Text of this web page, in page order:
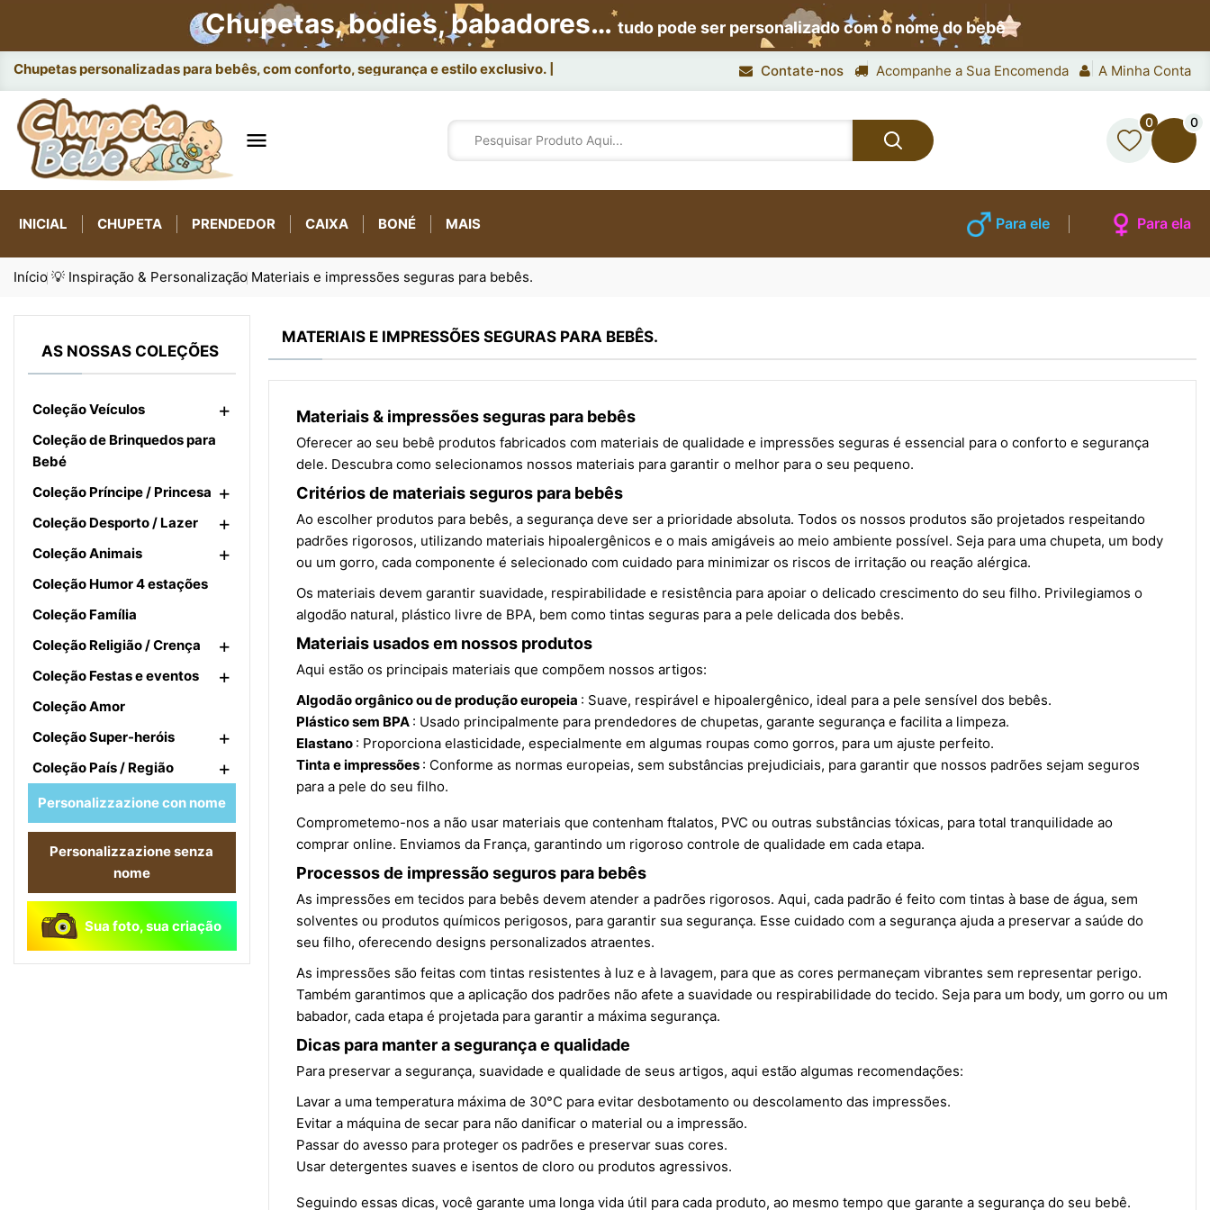
Chupetas, bodies, babadores…tudo pode ser personalizado com o nome do bebê
Chupetas personalizadas para bebês, com conforto, segurança e estilo exclusivo. Contate-nos Acompanhe a Sua Encomenda A Minha Conta

0 0
INICIAL CHUPETA PRENDEDOR CAIXA BONÉ MAIS Para ele Para ela
Início 💡 Inspiração & Personalização Materiais e impressões seguras para bebês.
AS NOSSAS COLEÇÕES
Coleção Veículos +
Coleção de Brinquedos para
Bebé
Coleção Príncipe / Princesa +
Coleção Desporto / Lazer +
Coleção Animais +
Coleção Humor 4 estações
Coleção Família
Coleção Religião / Crença
+
Coleção Festas e eventos +
Coleção Amor
Coleção Super-heróis
+
Coleção País / Região +
Personalizzazione con nome
Personalizzazione senza
nome
Sua foto, sua criação
MATERIAIS E IMPRESSÕES SEGURAS PARA BEBÊS.
Materiais & impressões seguras para bebês
Oferecer ao seu bebê produtos fabricados com materiais de qualidade e impressões seguras é essencial para o conforto e segurança
dele. Descubra como selecionamos nossos materiais para garantir o melhor para o seu pequeno.
Critérios de materiais seguros para bebês
Ao escolher produtos para bebês, a segurança deve ser a prioridade absoluta. Todos os nossos produtos são projetados respeitando
padrões rigorosos, utilizando materiais hipoalergênicos e o mais amigáveis ao meio ambiente possível. Seja para uma chupeta, um body
ou um gorro, cada componente é selecionado com cuidado para minimizar os riscos de irritação ou reação alérgica.
Os materiais devem garantir suavidade, respirabilidade e resistência para apoiar o delicado crescimento do seu filho. Privilegiamos o
algodão natural, plástico livre de BPA, bem como tintas seguras para a pele delicada dos bebês.
Materiais usados em nossos produtos
Aqui estão os principais materiais que compõem nossos artigos:
Algodão orgânico ou de produção europeia : Suave, respirável e hipoalergênico, ideal para a pele sensível dos bebês.
Plástico sem BPA : Usado principalmente para prendedores de chupetas, garante segurança e facilita a limpeza.
Elastano : Proporciona elasticidade, especialmente em algumas roupas como gorros, para um ajuste perfeito.
Tinta e impressões : Conforme as normas europeias, sem substâncias prejudiciais, para garantir que nossos padrões sejam seguros
para a pele do seu filho.
Comprometemo-nos a não usar materiais que contenham ftalatos, PVC ou outras substâncias tóxicas, para total tranquilidade ao
comprar online. Enviamos da França, garantindo um rigoroso controle de qualidade em cada etapa.
Processos de impressão seguros para bebês
As impressões em tecidos para bebês devem atender a padrões rigorosos. Aqui, cada padrão é feito com tintas à base de água, sem
solventes ou produtos químicos perigosos, para garantir sua segurança. Esse cuidado com a segurança ajuda a preservar a saúde do
seu filho, oferecendo designs personalizados atraentes.
As impressões são feitas com tintas resistentes à luz e à lavagem, para que as cores permaneçam vibrantes sem representar perigo.
Também garantimos que a aplicação dos padrões não afete a suavidade ou respirabilidade do tecido. Seja para um body, um gorro ou um
babador, cada etapa é projetada para garantir a máxima segurança.
Dicas para manter a segurança e qualidade
Para preservar a segurança, suavidade e qualidade de seus artigos, aqui estão algumas recomendações:
Lavar a uma temperatura máxima de 30°C para evitar desbotamento ou descolamento das impressões.
Evitar a máquina de secar para não danificar o material ou a impressão.
Passar do avesso para proteger os padrões e preservar suas cores.
Usar detergentes suaves e isentos de cloro ou produtos agressivos.
Seguindo essas dicas, você garante uma longa vida útil para cada produto, ao mesmo tempo que garante a segurança do seu bebê.